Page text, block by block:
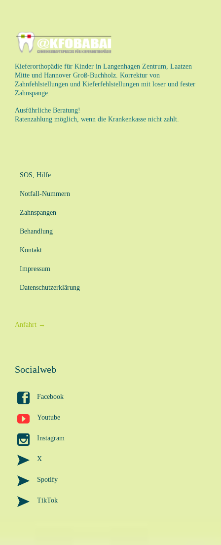
Kieferorthopädie für Kinder in Langenhagen Zentrum, Laatzen
Mitte und Hannover Groß-Buchholz. Korrektur von
Zahnfehlstellungen und Kieferfehlstellungen mit loser und fester
Zahnspange.
Ausführliche Beratung!
Ratenzahlung möglich, wenn die Krankenkasse nicht zahlt.
SOS, Hilfe
Notfall-Nummern
Zahnspangen
Behandlung
Kontakt
Impressum
Datenschutzerklärung
Anfahrt →
Socialweb
 Facebook
 Youtube
 Instagram
 X
 Spotify
 TikTok